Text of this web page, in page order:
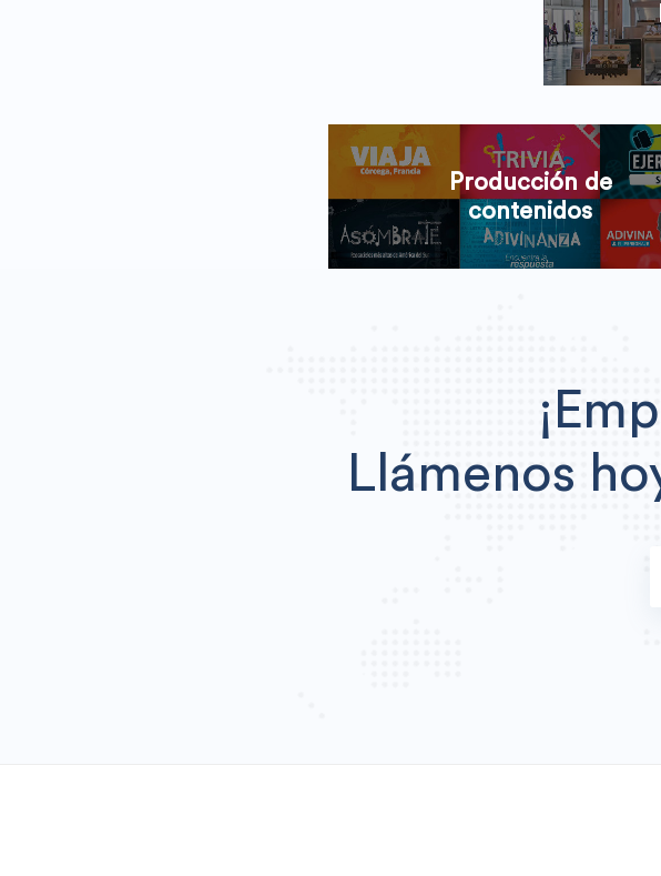
Producción de
contenidos
Llámenos